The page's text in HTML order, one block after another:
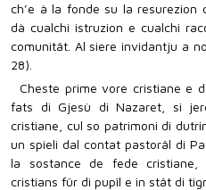
ch’e à la fonde su la resurezion
dà cualchi istruzion e cualchi
comunitât. Al siere invidantju a
28).
Cheste prime vore cristiane e
fats di Gjesù di Nazaret, si
cristiane, cul so patrimoni di
un spieli dal contat pastorâl di
la sostance de fede
cristians fûr di pupîl e in stât di